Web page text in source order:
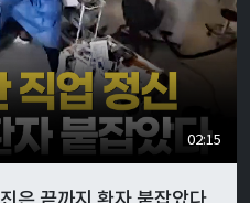
02:15